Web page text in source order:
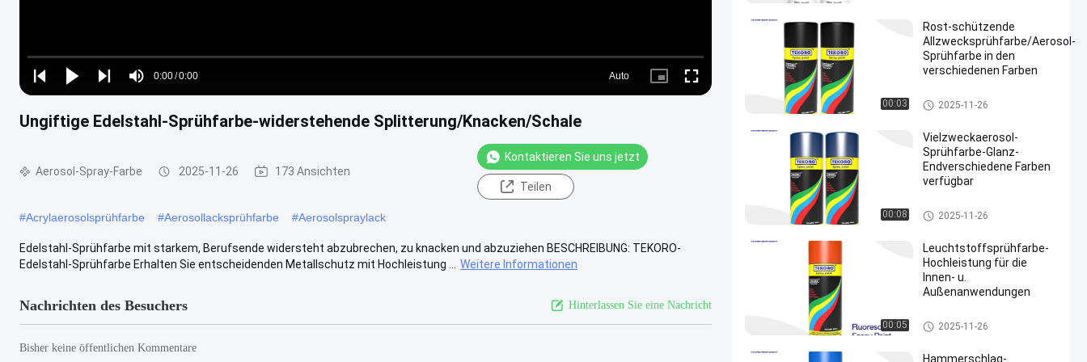
Play
Play
Play
Mute
Time
0:00/0:00
Loaded:
0%
Auto
Picture- Fullscreen
Ungiftige Edelstahl-Sprühfarbe-widerstehende Splitterung/Knacken/Schale
Aerosol-Spray-Farbe 2025-11-26 173 Ansichten
Kontaktieren Sie uns jetzt
Teilen
#Acrylaerosolsprühfarbe #Aerosollacksprühfarbe #Aerosolspraylack
Edelstahl-Sprühfarbe mit starkem, Berufsende widersteht abzubrechen, zu knacken und abzuziehen BESCHREIBUNG: TEKORO-
Edelstahl-Sprühfarbe Erhalten Sie entscheidenden Metallschutz mit Hochleistung ...
Weitere Informationen
Nachrichten des Besuchers Hinterlassen Sie eine Nachricht
Bisher keine öffentlichen Kommentare
00:03
Rost-schützende
Allzwecksprühfarbe/Aerosol-
Sprühfarbe in den
verschiedenen Farben
Aerosol-Spray-Farbe
2025-11-26
00:08
Vielzweckaerosol-
Sprühfarbe-Glanz-
Endverschiedene Farben
verfügbar
Aerosol-Spray-Farbe
2025-11-26
00:05
Leuchtstoffsprühfarbe-
Hochleistung für die
Innen- u.
Außenanwendungen
Aerosol-Spray-Farbe
2025-11-26
Hammerschlag-